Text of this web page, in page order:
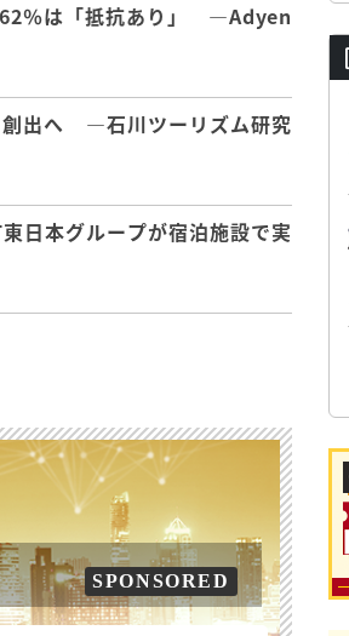
62％は「抵抗あり」 ―Adyen
創出へ ―石川ツーリズム研究
日本グループが宿泊施設で実
SPONSORED